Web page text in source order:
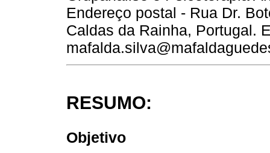
Endereço postal - Rua Dr.
Caldas da Rainha, Portugal.
RESUMO:
Objetivo